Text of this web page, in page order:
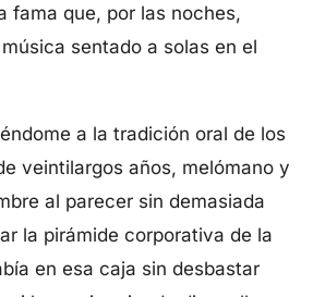
fama que, por las noches,
sentado a solas en el
a la tradición oral de los
veintilargos años, melómano y
al parecer sin demasiada
la pirámide corporativa de la
en esa caja sin desbastar